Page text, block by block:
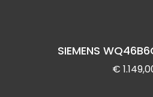
SIEMENS
€